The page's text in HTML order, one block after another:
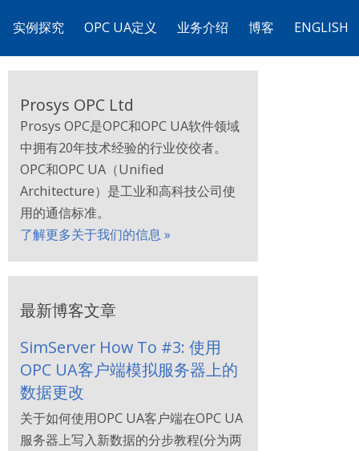
实例探究 OPC UA定义 业务介绍 博客 ENGLISH
Prosys OPC Ltd
Prosys OPC是OPC和OPC UA软件领域
中拥有20年技术经验的行业佼佼者。
OPC和OPC UA（Unified
Architecture）是工业和高科技公司使
用的通信标准。
了解更多关于我们的信息 »
最新博客文章
SimServer How To #3: 使用
OPC UA客户端模拟服务器上的
数据更改
关于如何使用OPC UA客户端在OPC UA
服务器上写入新数据的分步教程(分为两